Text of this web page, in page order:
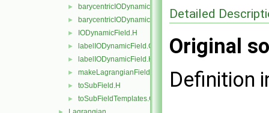
► barycentricIODynamicField.C
► barycentricIODynamicField.H
► IODynamicField.H
► labelIODynamicField.C
► labelIODynamicField.H
► makeLagrangianFieldFunctions.C
► toSubField.H
► toSubFieldTemplates.C
Detailed
Original
Definition